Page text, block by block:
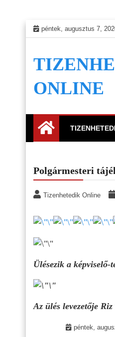
Skip
to
péntek, augusztus 7,
ONLINE
Polgármesteri
Tizenhetedik Online
Ülésezik a képviselő-
Az ülés levezetője